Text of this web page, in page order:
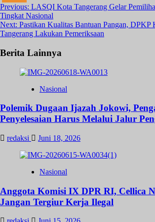
September 18, 2023 November 26, 2023
Post
navigation
Previous: LASQI Kota Tangerang Gelar
Tingkat Nasional
Next: Pastikan Kualitas Bantuan Pangan, DPKP
Tangerang Lakukan Pemeriksaan
Berita Lainnya
Nasional
Polemik Dugaan Ijazah Jokowi,
Penyelesaian Harus Melalui Jalur
redaksi Juni 18, 2026
Nasional
Anggota Komisi IX DPR RI, Cellica
Jangan Tergiur Kerja Ilegal